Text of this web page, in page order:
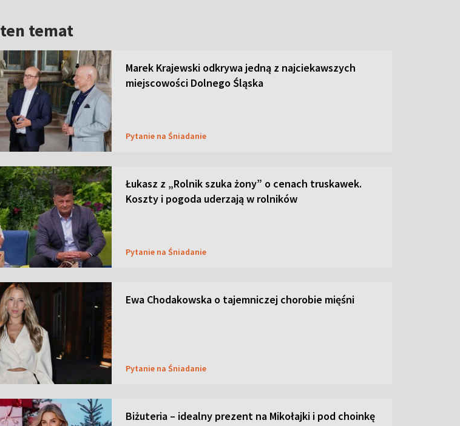
temat
Marek Krajewski odkrywa jedną z najciekawszych
miejscowości Dolnego Śląska
Pytanie na Śniadanie
Łukasz z „Rolnik szuka żony” o cenach truskawek.
Koszty i pogoda uderzają w rolników
Pytanie na Śniadanie
Ewa Chodakowska o tajemniczej chorobie mięśni
Pytanie na Śniadanie
Biżuteria – idealny prezent na Mikołajki i pod choinkę